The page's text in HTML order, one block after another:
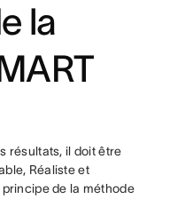
la
résultats, il doit être
Réaliste et
de la méthode